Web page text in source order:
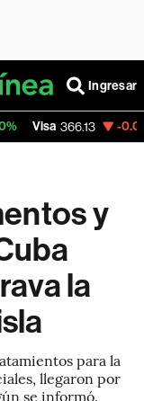
Ingresar
-0.04%
y
la
para la
llegaron por
se informó.